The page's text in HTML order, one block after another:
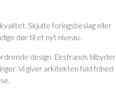
Skjulte foringsbeslag eller
dør til et nyt niveau.
design. Ekstrands tilbyder
Vi giver arkitekten fuld frihed